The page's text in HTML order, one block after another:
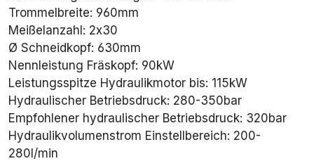
Trommelbreite: 960mm
Meißelanzahl: 2x30
Ø Schneidkopf: 630mm
Nennleistung Fräskopf: 90kW
Leistungsspitze Hydraulikmotor bis: 115kW
Hydraulischer Betriebsdruck: 280-350bar
Empfohlener hydraulischer Betriebsdruck: 320bar
Hydraulikvolumenstrom Einstellbereich: 200-
280l/min